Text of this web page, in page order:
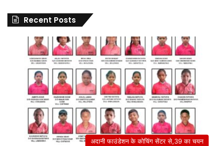
Recent Posts
अदानी फाउंडेशन के कोचिंग सेंटर से,39 का चयन